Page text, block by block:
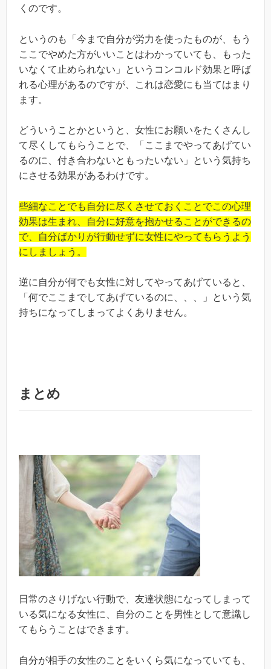
くのです。
というのも「今まで自分が労力を使ったものが、もう
ここでやめた方がいいことはわかっていても、もった
いなくて止められない」というコンコルド効果と呼ば
れる心理があるのですが、これは恋愛にも当てはまり
ます。
どういうことかというと、女性にお願いをたくさんし
て尽くしてもらうことで、「ここまでやってあげてい
るのに、付き合わないともったいない」という気持ち
にさせる効果があるわけです。
些細なことでも自分に尽くさせておくことでこの心理
効果は生まれ、自分に好意を抱かせることができるの
で、自分ばかりが行動せずに女性にやってもらうよう
にしましょう。
逆に自分が何でも女性に対してやってあげていると、
「何でここまでしてあげているのに、、、」という気
持ちになってしまってよくありません。
まとめ
日常のさりげない行動で、友達状態になってしまって
いる気になる女性に、自分のことを男性として意識し
てもらうことはできます。
自分が相手の女性のことをいくら気になっていても、